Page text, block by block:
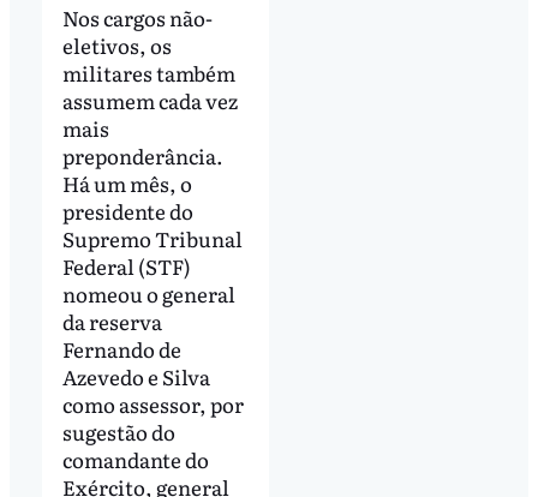
Nos cargos não-
eletivos, os
militares também
assumem cada vez
mais
preponderância.
Há um mês, o
presidente do
Supremo Tribunal
Federal (STF)
nomeou o general
da reserva
Fernando de
Azevedo e Silva
como assessor, por
sugestão do
comandante do
Exército, general